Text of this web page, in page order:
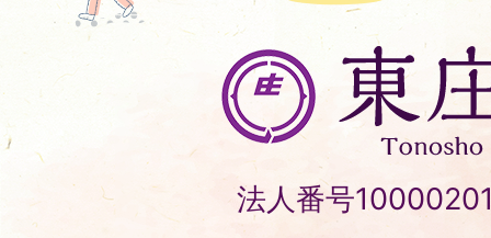
東
庄
町
Tonosho
Town
法人番号